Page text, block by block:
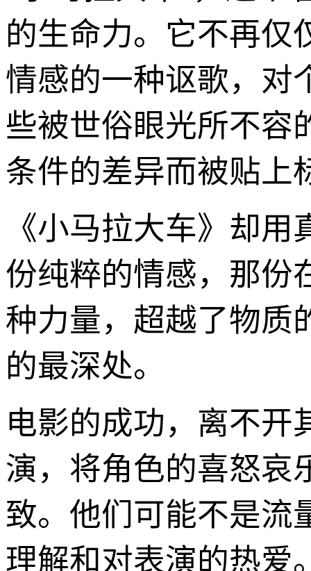
的生命力。它不再仅
情感的一种讴歌，对
些被世俗眼光所不容
条件的差异而被贴上
《小马拉大车》却
份纯粹的情感，那份
种力量，超越了物质
的最深处。
电影的成功，离不开
演，将角色的喜怒哀
致。他们可能不是流
理解和对表演的热爱